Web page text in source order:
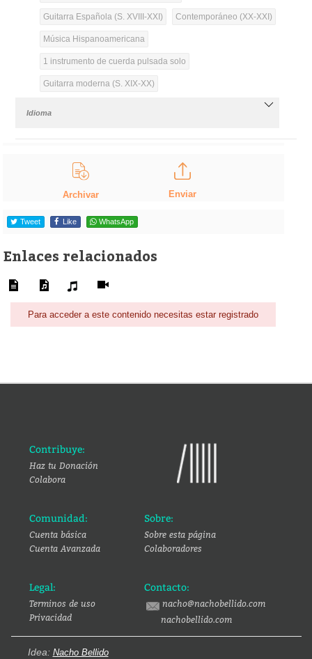
Guitarra Española (S. XVIII-XXI) Contemporáneo (XX-XXI)
Música Hispanoamericana
1 instrumento de cuerda pulsada solo
Guitarra moderna (S. XIX-XX)
Idioma
Archivar Enviar
Tweet Like WhatsApp
Enlaces relacionados
Para acceder a este contenido necesitas estar registrado
Contribuye:
Haz tu Donación
Colabora
Comunidad:
Cuenta básica
Cuenta Avanzada
Sobre:
Sobre esta página
Colaboradores
Legal:
Terminos de uso
Privacidad
Contacto:
nacho@nachobellido.com
nachobellido.com
Idea: Nacho Bellido